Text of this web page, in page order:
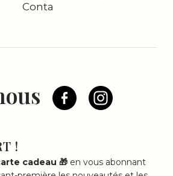
Conta
!
cadeau 🎁en vous abonnant